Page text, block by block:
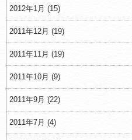
2012年1月 (15)
2011年12月 (19)
2011年11月 (19)
2011年10月 (9)
2011年9月 (22)
2011年7月 (4)